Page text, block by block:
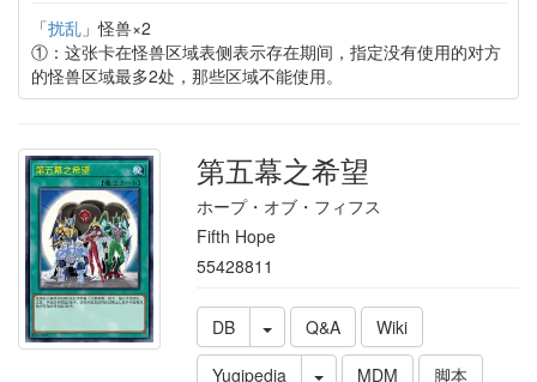
「扰乱」怪兽×2
①：这张卡在怪兽区域表侧表示存在期间，指定没有使用的对方
的怪兽区域最多2处，那些区域不能使用。
第五幕之希望
ホープ・オブ・フィフス
Fifth Hope
55428811
DB Q&A
Wiki
Yugipedia
MDM
脚本